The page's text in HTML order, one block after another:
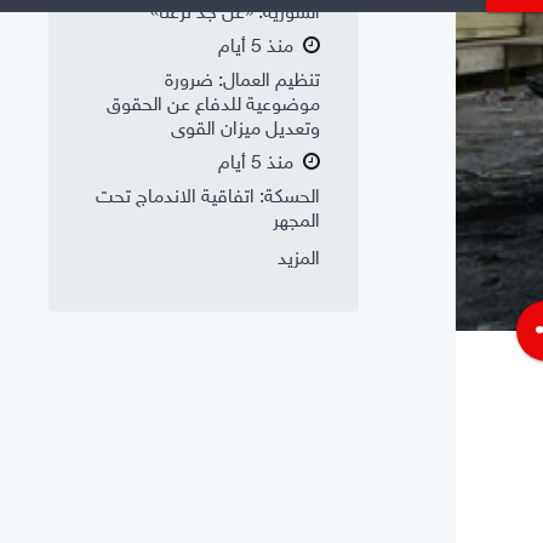
السورية: «عن جد نزعتا»
منذ 5 أيام
تنظيم العمال: ضرورة
موضوعية للدفاع عن الحقوق
وتعديل ميزان القوى
منذ 5 أيام
الحسكة: اتفاقية الاندماج تحت
المجهر
المزيد